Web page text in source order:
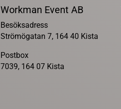
Workman Event AB
Besöksadress
Strömögatan 7, 164 40 Kista
Postbox
7039, 164 07 Kista